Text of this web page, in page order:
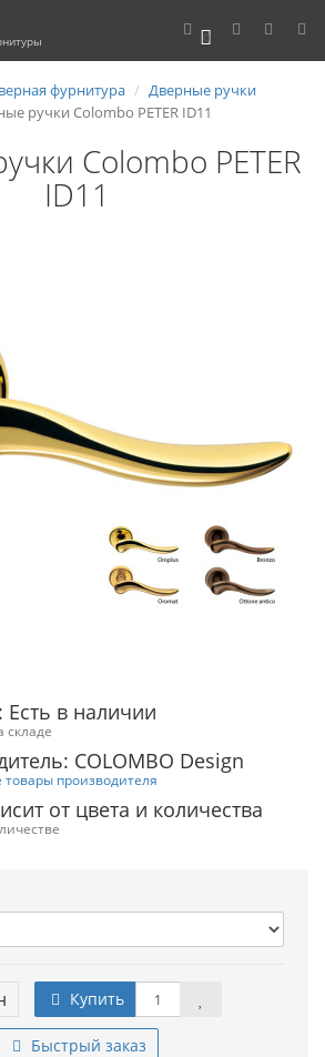
0
фурнитура
Дверные ручки
ручки Colombo PETER ID11
Colombo PETER
ID11
в наличии
складе
COLOMBO Design
товары производителя
от цвета и количества
Купить
Быстрый заказ